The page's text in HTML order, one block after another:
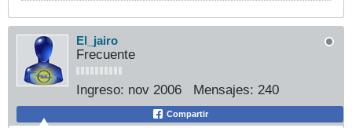
El_jairo
Frecuente
Ingreso: nov 2006 Mensajes: 240
Compartir